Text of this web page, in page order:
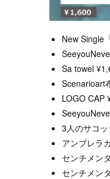
New Single
Sa towel
Scenarioart
LOGO CAP
3人のサコ
アンブレラ
センチメン
センチメン